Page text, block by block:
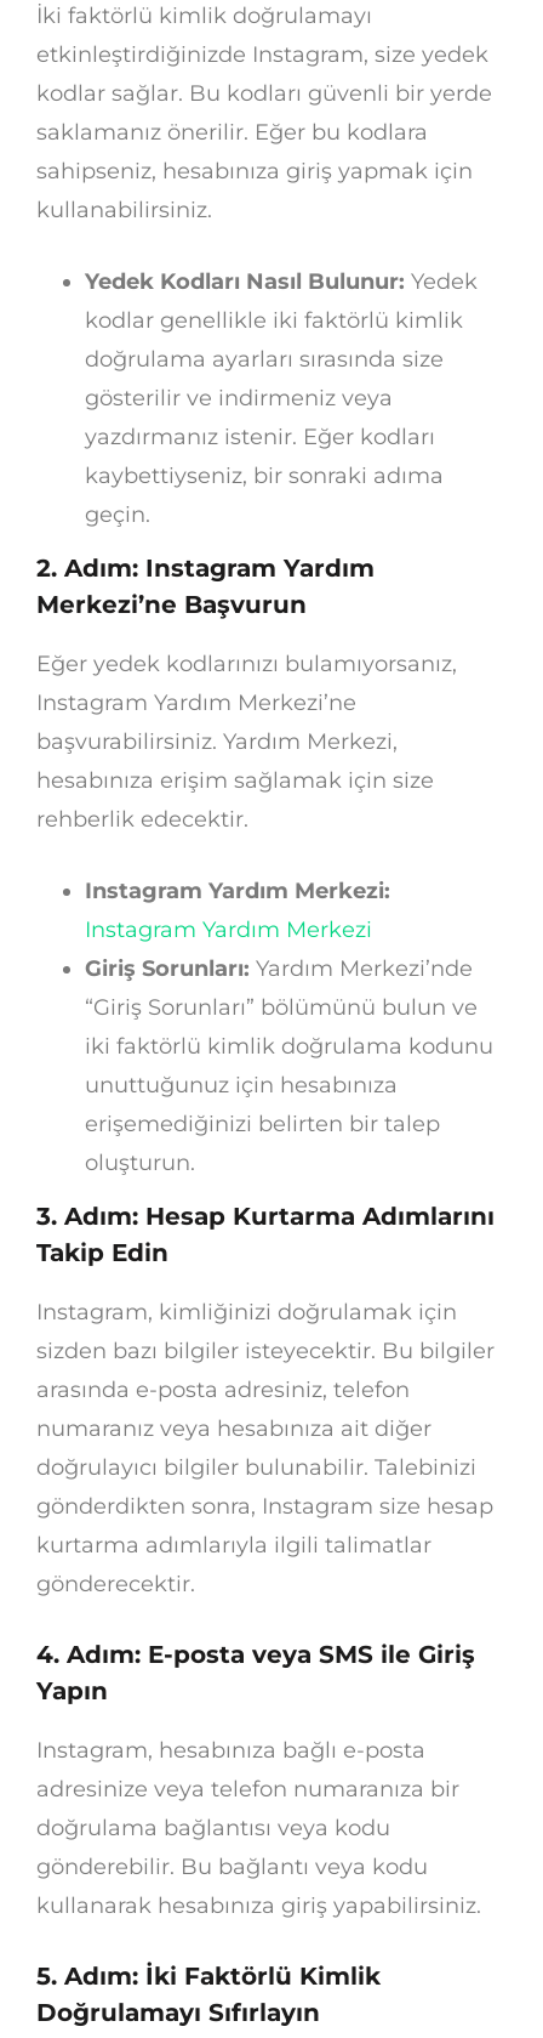
İki faktörlü kimlik doğrulamayı
etkinleştirdiğinizde Instagram, size yedek
kodlar sağlar. Bu kodları güvenli bir yerde
saklamanız önerilir. Eğer bu kodlara
sahipseniz, hesabınıza giriş yapmak için
kullanabilirsiniz.
Yedek Kodları Nasıl Bulunur: Yedek
kodlar genellikle iki faktörlü kimlik
doğrulama ayarları sırasında size
gösterilir ve indirmeniz veya
yazdırmanız istenir. Eğer kodları
kaybettiyseniz, bir sonraki adıma
geçin.
2. Adım: Instagram Yardım
Merkezi’ne Başvurun
Eğer yedek kodlarınızı bulamıyorsanız,
Instagram Yardım Merkezi’ne
başvurabilirsiniz. Yardım Merkezi,
hesabınıza erişim sağlamak için size
rehberlik edecektir.
Instagram Yardım Merkezi:
Instagram Yardım Merkezi
Giriş Sorunları: Yardım Merkezi’nde
“Giriş Sorunları” bölümünü bulun ve
iki faktörlü kimlik doğrulama kodunu
unuttuğunuz için hesabınıza
erişemediğinizi belirten bir talep
oluşturun.
3. Adım: Hesap Kurtarma Adımlarını
Takip Edin
Instagram, kimliğinizi doğrulamak için
sizden bazı bilgiler isteyecektir. Bu bilgiler
arasında e-posta adresiniz, telefon
numaranız veya hesabınıza ait diğer
doğrulayıcı bilgiler bulunabilir. Talebinizi
gönderdikten sonra, Instagram size hesap
kurtarma adımlarıyla ilgili talimatlar
gönderecektir.
4. Adım: E-posta veya SMS ile Giriş
Yapın
Instagram, hesabınıza bağlı e-posta
adresinize veya telefon numaranıza bir
doğrulama bağlantısı veya kodu
gönderebilir. Bu bağlantı veya kodu
kullanarak hesabınıza giriş yapabilirsiniz.
5. Adım: İki Faktörlü Kimlik
Doğrulamayı Sıfırlayın